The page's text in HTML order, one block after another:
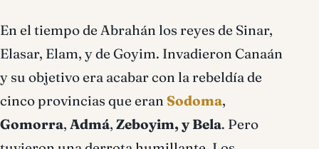
En el tiempo de Abrahán los reyes de Sinar,
Elasar, Elam, y de Goyim. Invadieron Canaán
y su objetivo era acabar con la rebeldía de
cinco provincias que eran Sodoma,
Gomorra, Admá, Zeboyim, y Bela. Pero